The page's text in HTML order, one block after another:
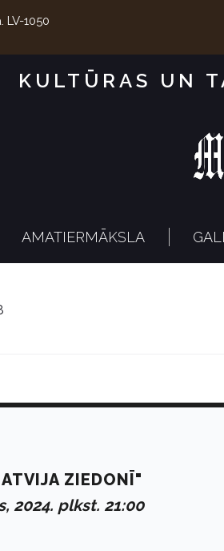
LV-1050
KULTŪRAS UN
AMATIERMĀKSLA
ZIEDONĪ"
2024. plkst. 21:00